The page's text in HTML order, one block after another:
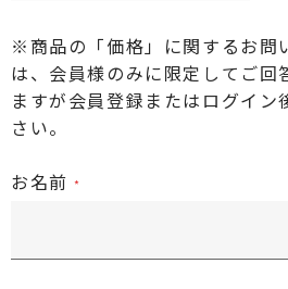
※商品の「価格」に関するお問
は、会員様のみに限定してご回
ますが会員登録またはログイン
さい。
お名前